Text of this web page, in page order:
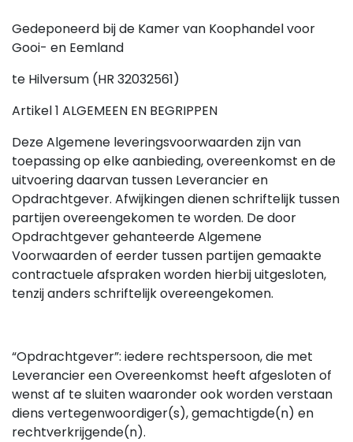
Gedeponeerd bij de Kamer van Koophandel voor
Gooi- en Eemland
te Hilversum (HR 32032561)
Artikel 1 ALGEMEEN EN BEGRIPPEN
Deze Algemene leveringsvoorwaarden zijn van
toepassing op elke aanbieding, overeenkomst en de
uitvoering daarvan tussen Leverancier en
Opdrachtgever. Afwijkingen dienen schriftelijk tussen
partijen overeengekomen te worden. De door
Opdrachtgever gehanteerde Algemene
Voorwaarden of eerder tussen partijen gemaakte
contractuele afspraken worden hierbij uitgesloten,
tenzij anders schriftelijk overeengekomen.
“Opdrachtgever”: iedere rechtspersoon, die met
Leverancier een Overeenkomst heeft afgesloten of
wenst af te sluiten waaronder ook worden verstaan
diens vertegenwoordiger(s), gemachtigde(n) en
rechtverkrijgende(n).